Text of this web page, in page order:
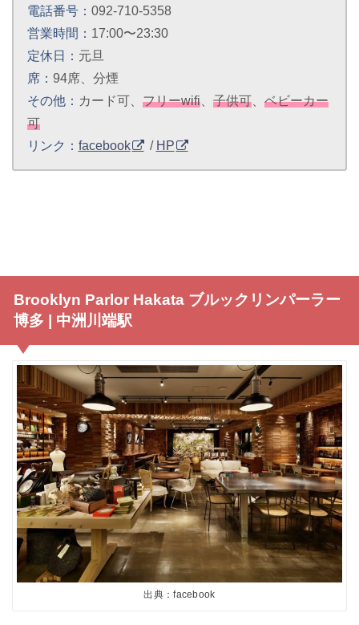
電話番号： 092-710-5358
営業時間： 17:00〜23:30
定休日： 元旦
席： 94席、分煙
その他： カード可、 フリーwifi、 子供可、 ベビーカー
可
リンク： facebook / HP
Brooklyn Parlor Hakata ブルックリンパーラー
博多 | 中洲川端駅
出典：facebook